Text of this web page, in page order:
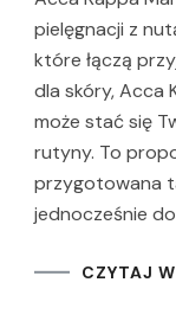
pielęgnacji z
które łączą
dla skóry, Acca
może stać się
rutyny. To
przygotowana
jednocześnie
CZYTAJ